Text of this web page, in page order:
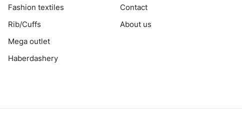
Fashion textiles
Rib/Cuffs
Mega outlet
Haberdashery
Contact
About us